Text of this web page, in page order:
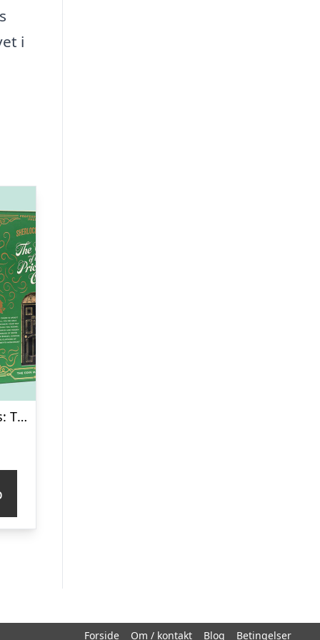
i
Sherlock Holmes: The Case of the Priceless Coin
Forside Om / kontakt Blog Betingelser